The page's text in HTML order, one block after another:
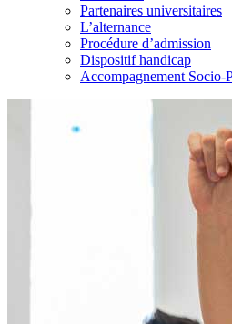
Partenaires universitaires
L’alternance
Procédure d’admission
Dispositif handicap
Accompagnement Socio-